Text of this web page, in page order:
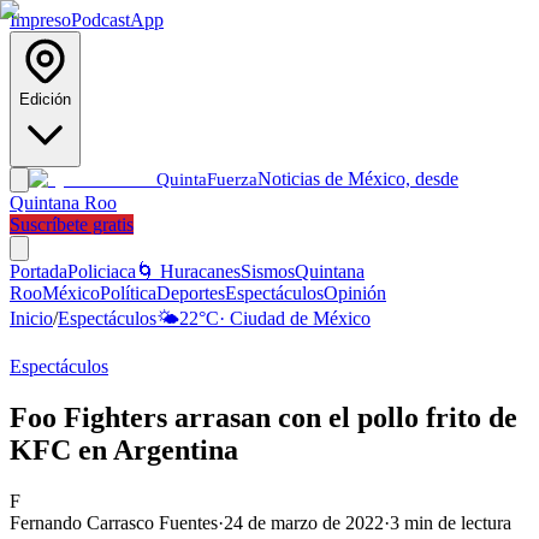
ImpresoPodcastApp
Edición
QuintaFuerzaNoticias de México, desde
Quintana Roo
Suscríbete gratis
PortadaPoliciaca 🌀 HuracanesSismosQuintana
RooMéxicoPolíticaDeportesEspectáculosOpinión
Inicio/Espectáculos🌤️22°C· Ciudad de México
Espectáculos
Foo Fighters arrasan con el pollo frito de
KFC en Argentina
F
Fernando Carrasco Fuentes·24 de marzo de 2022·3 min de lectura